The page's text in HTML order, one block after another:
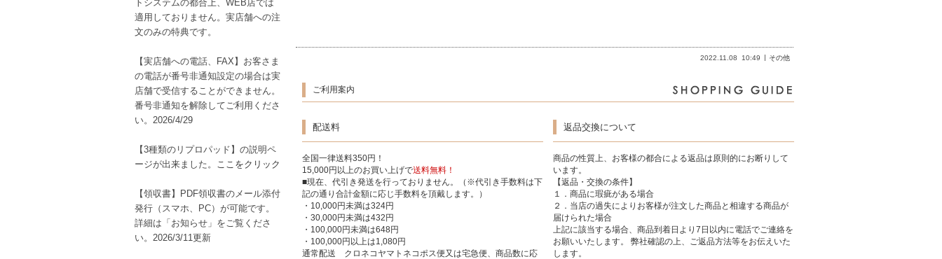
2022.11.08 10:49 その他
ご利用案内
配送料
全国一律送料350円！
15,000円以上のお買い上げで送料無料！
■現在、代引き発送を行っておりません。（※代引き手数料は下
記の通り合計金額に応じ手数料を頂戴します。）
・10,000円未満は324円
・30,000円未満は432円
・100,000円未満は648円
・100,000円以上は1,080円
通常配送 クロネコヤマトネコポス便又は宅急便、商品数に応
返品交換について
商品の性質上、お客様の都合による返品は原則的にお断りして
います。
【返品・交換の条件】
１．商品に瑕疵がある場合
２．当店の過失によりお客様が注文した商品と相違する商品が
届けられた場合
上記に該当する場合、商品到着日より7日以内に電話でご連絡を
お願いいたします。 弊社確認の上、ご返品方法等をお伝えいた
します。
トシステムの都合上、WEB店では
適用しておりません。実店舗への注
文のみの特典です。
【実店舗への電話、FAX】お客さま
の電話が番号非通知設定の場合は実
店舗で受信することができません。
番号非通知を解除してご利用くださ
い。2026/4/29
【3種類のリプロパッド】の説明ペ
ージが出来ました。 ここをクリック
【領収書】PDF領収書のメール添付
発行（スマホ、PC）が可能です。
詳細は「お知らせ」をご覧くださ
い。2026/3/11更新